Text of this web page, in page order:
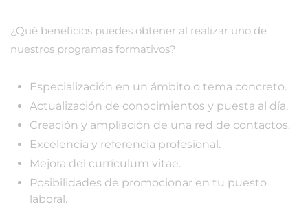
¿Qué beneficios puedes obtener al realizar uno de
nuestros programas formativos?
Especialización en un ámbito o tema concreto.
Actualización de conocimientos y puesta al día.
Creación y ampliación de una red de contactos.
Excelencia y referencia profesional.
Mejora del currículum vitae.
Posibilidades de promocionar en tu puesto
laboral.